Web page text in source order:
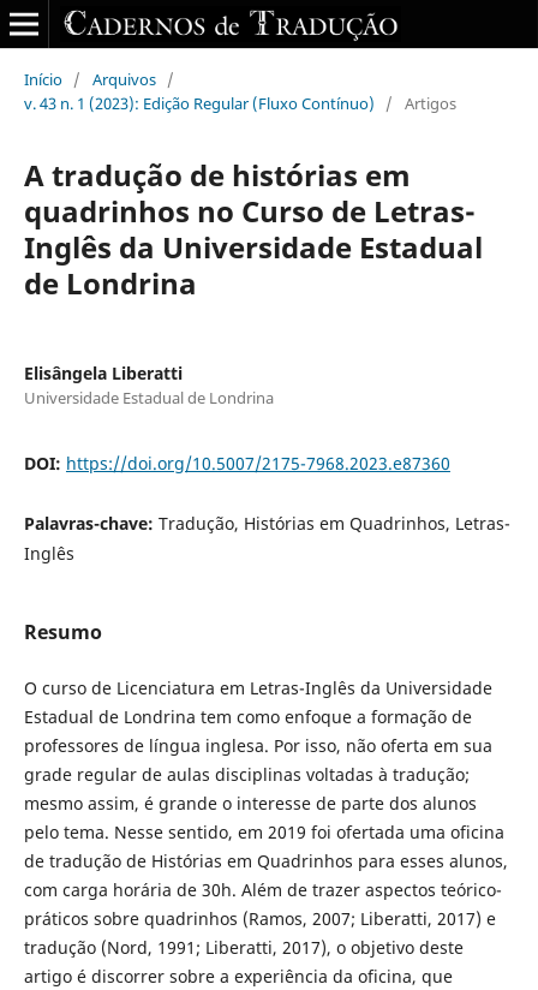
Início / Arquivos /
v. 43 n. 1 (2023): Edição Regular (Fluxo Contínuo)
/ Artigos
A tradução de histórias em
quadrinhos no Curso de Letras-
Inglês da Universidade Estadual
de Londrina
Elisângela Liberatti
Universidade Estadual de Londrina
DOI: https://doi.org/10.5007/2175-7968.2023.e87360
Palavras-chave: Tradução, Histórias em Quadrinhos, Letras-
Inglês
Resumo
O curso de Licenciatura em Letras-Inglês da Universidade
Estadual de Londrina tem como enfoque a formação de
professores de língua inglesa. Por isso, não oferta em sua
grade regular de aulas disciplinas voltadas à tradução;
mesmo assim, é grande o interesse de parte dos alunos
pelo tema. Nesse sentido, em 2019 foi ofertada uma oficina
de tradução de Histórias em Quadrinhos para esses alunos,
com carga horária de 30h. Além de trazer aspectos teórico-
práticos sobre quadrinhos (Ramos, 2007; Liberatti, 2017) e
tradução (Nord, 1991; Liberatti, 2017), o objetivo deste
artigo é discorrer sobre a experiência da oficina, que